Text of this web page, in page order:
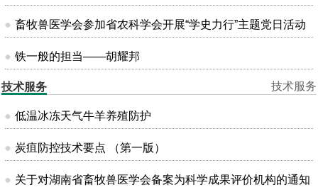
畜牧兽医学会参加省农科学会开展“学史力行”主题党日活动
铁一般的担当——胡耀邦
技术服务
技术服务
低温冰冻天气牛羊养殖防护
炭疽防控技术要点 （第一版）
关于对湖南省畜牧兽医学会备案为科学成果评价机构的通知